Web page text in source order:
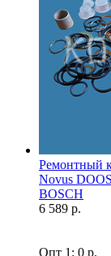
Ремонтный
Novus
BOSCH
6 589 р.
Опт 1: 0 р.